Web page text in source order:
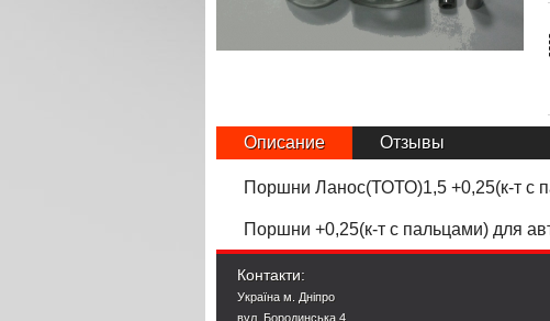
Описание Отзывы
Поршни Ланос(ТОТО)1,5 +0,25(к-т с
Поршни +0,25(к-т с пальцами) для
Контакти:
Україна м. Дніпро
вул. Бородинська 4